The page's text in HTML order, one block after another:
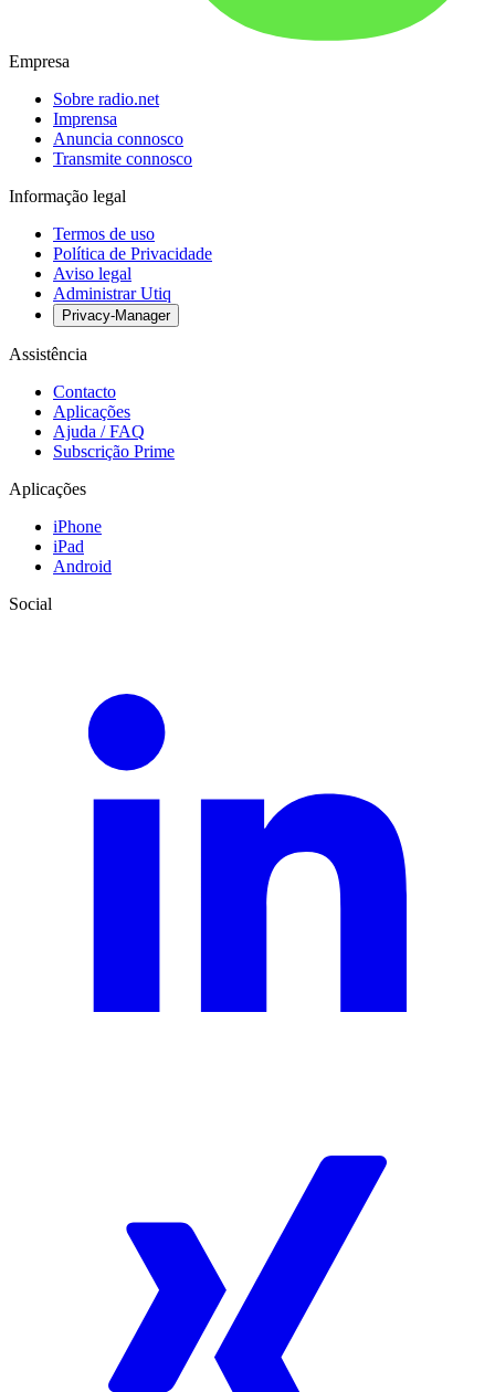
Empresa
Sobre radio.net
Imprensa
Anuncia connosco
Transmite connosco
Informação legal
Termos de uso
Política de Privacidade
Aviso legal
Administrar Utiq
Privacy-Manager
Assistência
Contacto
Aplicações
Ajuda / FAQ
Subscrição Prime
Aplicações
iPhone
iPad
Android
Social